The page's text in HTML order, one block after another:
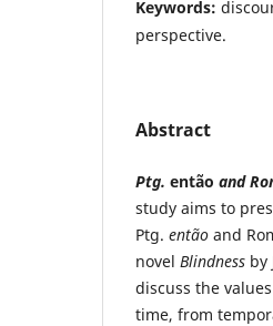
Keywords:
perspective.
Abstract
Ptg. então and
study aims to
Ptg. então and
novel Blindness by
discuss the
time, from